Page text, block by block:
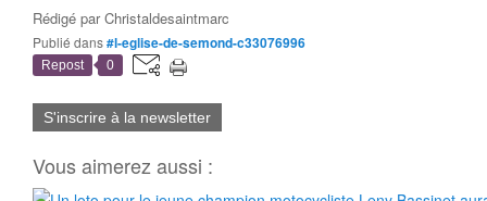
Rédigé parChristaldesaintmarc
Publié dans#l-eglise-de-semond-c33076996
Repost 0
S'inscrire à la newsletter
Vous aimerez aussi :